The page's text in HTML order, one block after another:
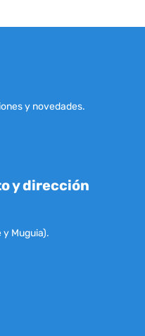
y novedades.
y dirección
Muguia).